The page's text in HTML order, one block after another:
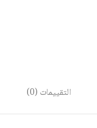
التقييمات (0)